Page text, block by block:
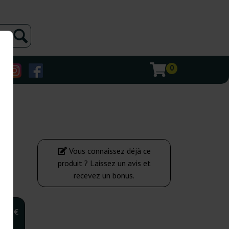
0
6,00 €
Vous connaissez déjà ce
produit ? Laissez un avis et
recevez un bonus.